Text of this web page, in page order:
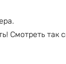
Смотреть так